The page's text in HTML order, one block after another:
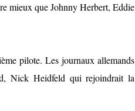
mieux que Johnny Herbert, Eddie
pilote. Les journaux allemands
Nick Heidfeld qui rejoindrait la